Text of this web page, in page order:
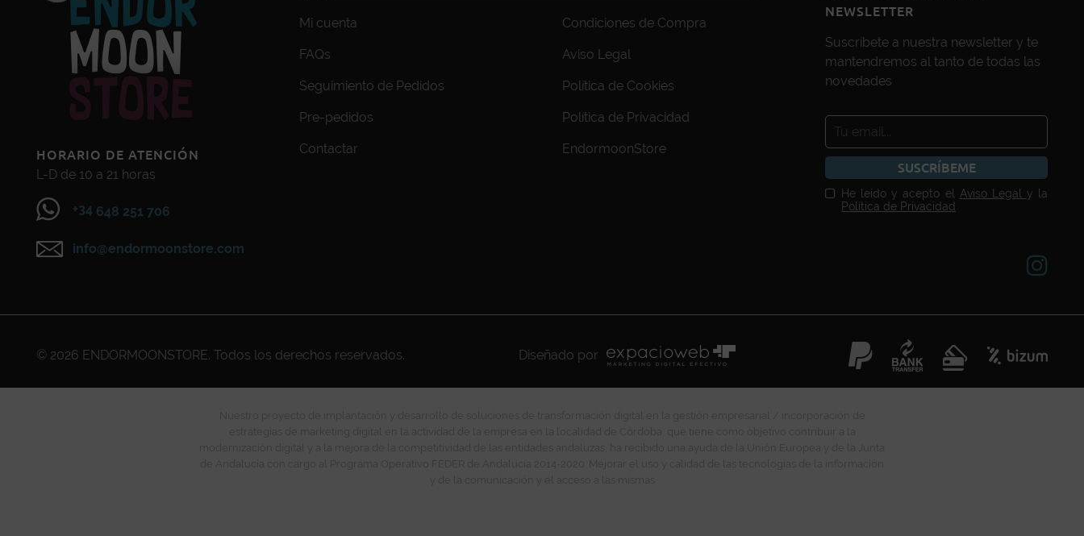
HORARIO DE ATENCIÓN
L-D de 10 a 21 horas
+34 648 251 706
info@endormoonstore.com
Mi cuenta
FAQs
Seguimiento de Pedidos
Pre-pedidos
Contactar
Condiciones de Compra
Aviso Legal
Política de Cookies
Política de Privacidad
EndormoonStore
NEWSLETTER
Suscríbete a nuestra newsletter y te
mantendremos al tanto de todas las
novedades
SUSCRÍBEME
He leído y acepto el Aviso Legal y la
Política de Privacidad
© 2026 ENDORMOONSTORE. Todos los derechos reservados. Diseñado por